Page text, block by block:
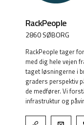
RackPeople
2860 SØBORG
RackPeople tager
med dig hele vejen
taget løsningerne i
graders perspektiv
de medfører. Vi
infrastruktur og